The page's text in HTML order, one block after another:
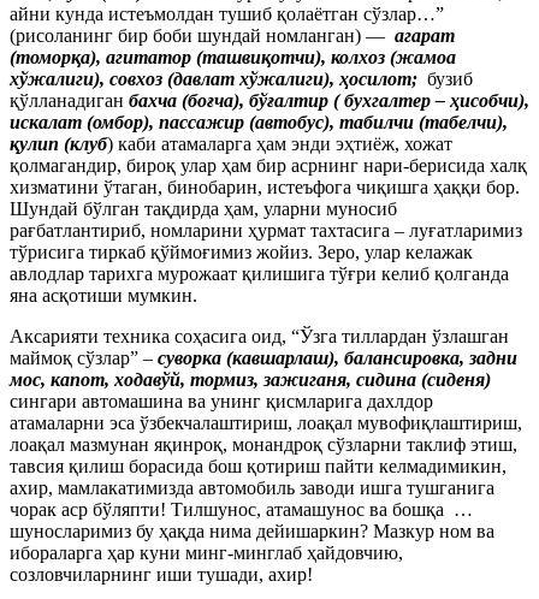
айни кунда истеъмолдан тушиб қолаётган сўзлар…”
(рисоланинг бир боби шундай номланган) — агарат
(томорқа), агитатор (ташвиқотчи), колхоз (жамоа
хўжалиги), совхоз (давлат хўжалиги), ҳосилот; бузиб
қўлланадиган бахча (боғча), бўғалтир ( бухгалтер – ҳисобчи),
искалат (омбор), пассажир (автобус), табилчи (табелчи),
қулип (клуб) каби атамаларга ҳам энди эҳтиёж, хожат
қолмагандир, бироқ улар ҳам бир асрнинг нари-берисида халқ
хизматини ўтаган, бинобарин, истеъфога чиқишга ҳаққи бор.
Шундай бўлган тақдирда ҳам, уларни муносиб
рағбатлантириб, номларини ҳурмат тахтасига – луғатларимиз
тўрисига тиркаб қўймоғимиз жойиз. Зеро, улар келажак
авлодлар тарихга мурожаат қилишига тўғри келиб қолганда
яна асқотиши мумкин.
Аксарияти техника соҳасига оид, “Ўзга тиллардан ўзлашган
маймоқ сўзлар” – суворка (кавшарлаш), балансировка, задни
мос, капот, ходавўй, тормиз, зажиганя, сидина (сиденя)
сингари автомашина ва унинг қисмларига дахлдор
атамаларни эса ўзбекчалаштириш, лоақал мувофиқлаштириш,
лоақал мазмунан яқинроқ, монандроқ сўзларни таклиф этиш,
тавсия қилиш борасида бош қотириш пайти келмадимикин,
ахир, мамлакатимизда автомобиль заводи ишга тушганига
чорак аср бўляпти! Тилшунос, атамашунос ва бошқа …
шуносларимиз бу ҳақда нима дейишаркин? Мазкур ном ва
ибораларга ҳар куни минг-минглаб ҳайдовчию,
созловчиларнинг иши тушади, ахир!